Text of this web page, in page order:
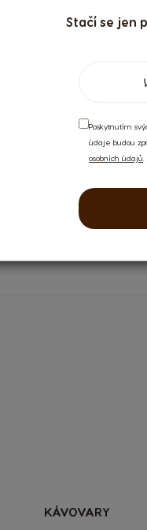
Stačí se jen
Poskytnutím
údaje budou
osobních údajů
uživatelé.
NOVINKY
KÁVOVARY